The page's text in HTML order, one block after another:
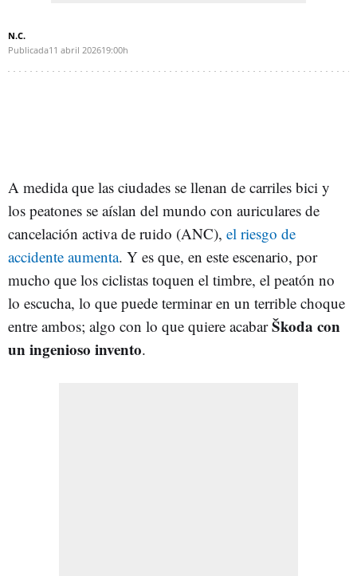
N.C.
Publicada11 abril 202619:00h
A medida que las ciudades se llenan de carriles bici y
los peatones se aíslan del mundo con auriculares de
cancelación activa de ruido (ANC), el riesgo de
accidente aumenta. Y es que, en este escenario, por
mucho que los ciclistas toquen el timbre, el peatón no
lo escucha, lo que puede terminar en un terrible choque
entre ambos; algo con lo que quiere acabarŠkoda con
un ingenioso invento.